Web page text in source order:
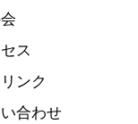
ス
ンク
合わせ